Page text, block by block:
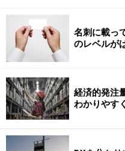
が返ってきます。
身近に気軽に聞ける集ま
トを利用します。
機能などがあり、使いや
他に商工会や商工会議所
ッチングサイトがありま
ル」です。
名刺に載っ
のレベルが
経済的発注
わかりやす